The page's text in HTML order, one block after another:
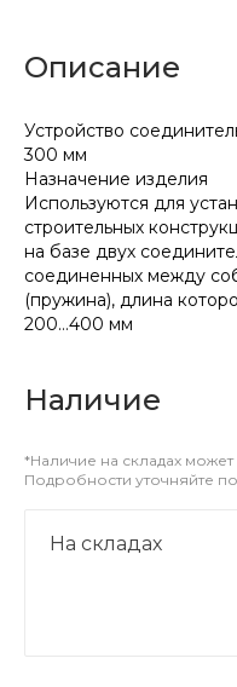
Описание
Устройство
300 мм
Назначение изделия
Используются для
строительных
на базе двух
соединенных между
(пружина), длина
200…400 мм
Наличие
*Наличие на складах может
Подробности уточняйте
На складах